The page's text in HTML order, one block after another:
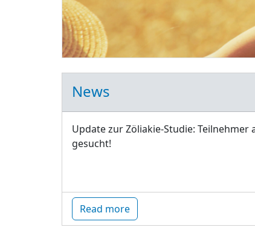
News
Update zur Zöliakie-Studie: Teilnehmer
gesucht!
Read more